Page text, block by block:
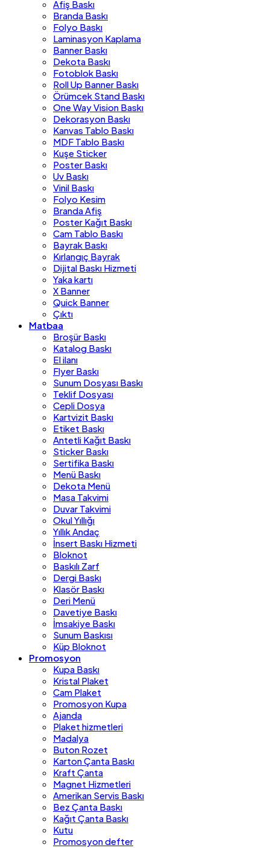
Afiş Baskı
Branda Baskı
Folyo Baskı
Laminasyon Kaplama
Banner Baskı
Dekota Baskı
Fotoblok Baskı
Roll Up Banner Baskı
Örümcek Stand Baskı
One Way Vision Baskı
Dekorasyon Baskı
Kanvas Tablo Baskı
MDF Tablo Baskı
Kuşe Sticker
Poster Baskı
Uv Baskı
Vinil Baskı
Folyo Kesim
Branda Afiş
Poster Kağıt Baskı
Cam Tablo Baskı
Bayrak Baskı
Kırlangıç Bayrak
Dijital Baskı Hizmeti
Yaka kartı
X Banner
Quick Banner
Çıktı
Matbaa
Broşür Baskı
Katalog Baskı
El ilanı
Flyer Baskı
Sunum Dosyası Baskı
Teklif Dosyası
Cepli Dosya
Kartvizit Baskı
Etiket Baskı
Antetli Kağıt Baskı
Sticker Baskı
Sertifika Baskı
Menü Baskı
Dekota Menü
Masa Takvimi
Duvar Takvimi
Okul Yıllığı
Yıllık Andaç
İnsert Baskı Hizmeti
Bloknot
Baskılı Zarf
Dergi Baskı
Klasör Baskı
Deri Menü
Davetiye Baskı
İmsakiye Baskı
Sunum Baskısı
Küp Bloknot
Promosyon
Kupa Baskı
Kristal Plaket
Cam Plaket
Promosyon Kupa
Ajanda
Plaket hizmetleri
Madalya
Buton Rozet
Karton Çanta Baskı
Kraft Çanta
Magnet Hizmetleri
Amerikan Servis Baskı
Bez Çanta Baskı
Kağıt Çanta Baskı
Kutu
Promosyon defter